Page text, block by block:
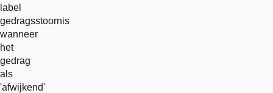
label
gedragsstoornis
wanneer
het
gedrag
als
'afwijkend'